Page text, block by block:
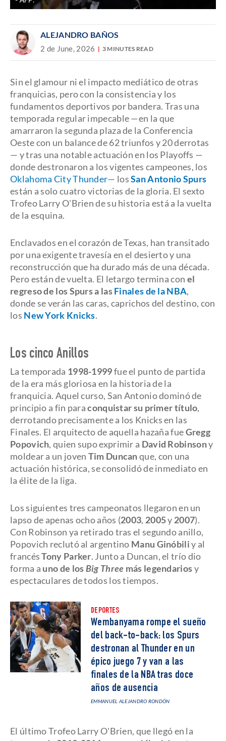
ALEJANDRO BAÑOS
2 de June, 2026 3 MINUTES READ
Sin el glamour ni el impacto mediático de otras
franquicias, pero con la consistencia y los
fundamentos deportivos por bandera. Tras una
temporada regular impecable —en la que
amarraron la segunda plaza de la Conferencia
Oeste con un balance de 62 triunfos y 20 derrotas
— y tras una notable actuación en los Playoffs —
donde destronaron a los vigentes campeones, los
Oklahoma City Thunder— losSan Antonio Spurs
están a solo cuatro victorias de la gloria. El sexto
Trofeo Larry O'Brien de su historia está a la vuelta
de la esquina.
Enclavados en el corazón de Texas, han transitado
por una exigente travesía en el desierto y una
reconstrucción que ha durado más de una década.
Pero están de vuelta. El letargo termina con el
regreso de los Spurs a lasFinales de la NBA,
donde se verán las caras, caprichos del destino, con
los New York Knicks.
Los cinco Anillos
La temporada 1998-1999fue el punto de partida
de la era más gloriosa en la historia de la
franquicia. Aquel curso, San Antonio dominó de
principio a fin paraconquistar su primer título,
derrotando precisamente a los Knicks en las
Finales. El arquitecto de aquella hazaña fueGregg
Popovich, quien supo exprimir a David Robinsony
moldear a un joven Tim Duncanque, con una
actuación histórica, se consolidó de inmediato en
la élite de la liga.
Los siguientes tres campeonatos llegaron en un
lapso de apenas ocho años (2003, 2005y 2007).
Con Robinson ya retirado tras el segundo anillo,
Popovich reclutó al argentino Manu Ginóbiliy al
francésTony Parker. Junto a Duncan, el trío dio
forma a uno de losBig Three más legendariosy
espectaculares de todos los tiempos.
DEPORTES
Wembanyama rompe el sueño
del back-to-back: los Spurs
destronan al Thunder en un
épico juego 7 y van a las
finales de la NBA tras doce
años de ausencia
EMMANUEL ALEJANDRO RONDÓN
El último Trofeo Larry O'Brien, que llegó en la